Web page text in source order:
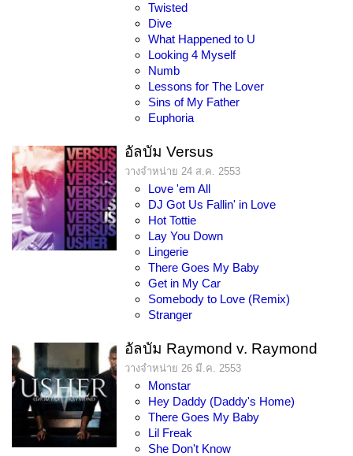
Twisted
Dive
What Happened to U
Looking 4 Myself
Numb
Lessons for The Lover
Sins of My Father
Euphoria
อัลบัม Versus
วางจำหน่าย 24 ส.ค. 2553
Love 'em All
DJ Got Us Fallin' in Love
Hot Tottie
Lay You Down
Lingerie
There Goes My Baby
Get in My Car
Somebody to Love (Remix)
Stranger
อัลบัม Raymond v. Raymond
วางจำหน่าย 26 มี.ค. 2553
Monstar
Hey Daddy (Daddy's Home)
There Goes My Baby
Lil Freak
She Don't Know